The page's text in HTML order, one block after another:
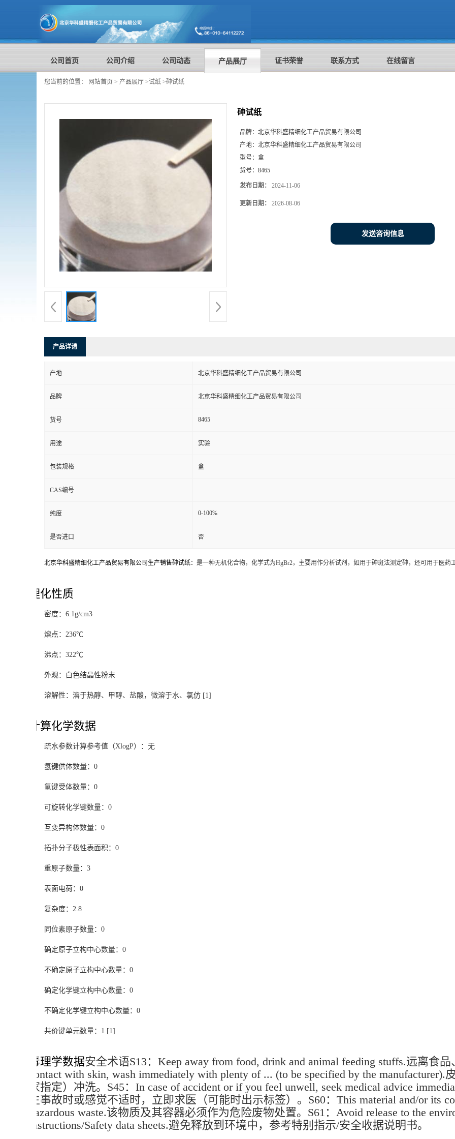
公司首页 公司介绍 公司动态 产品展厅 证书荣誉 联系方式 在线留言
您当前的位置： 网站首页 > 产品展厅 >试纸 >砷试纸
砷试纸
品牌： 北京华科盛精细化工产品贸易有限公司
产地： 北京华科盛精细化工产品贸易有限公司
型号： 盒
货号： 8465
发布日期： 2024-11-06
更新日期： 2026-08-06
发送咨询信息
产品详请
产地 北京华科盛精细化工产品贸易有限公司
品牌 北京华科盛精细化工产品贸易有限公司
货号 8465
用途 实验
包装规格 盒
CAS编号
纯度 0-100%
是否进口 否
北京华科盛精细化工产品贸易有限公司生产销售砷试纸： 是一种无机化合物，化学式为HgBr2，主要用作分析试剂，如用于砷斑法测定砷，还可用于医药
理化性质
密度：6.1g/cm3
熔点：236℃
沸点：322℃
外观：白色结晶性粉末
溶解性：溶于热醇、甲醇、盐酸，微溶于水、氯仿 [1]
计算化学数据
疏水参数计算参考值（XlogP）：无
氢键供体数量：0
氢键受体数量：0
可旋转化学键数量：0
互变异构体数量：0
拓扑分子极性表面积：0
重原子数量：3
表面电荷：0
复杂度：2.8
同位素原子数量：0
确定原子立构中心数量：0
不确定原子立构中心数量：0
确定化学键立构中心数量：0
不确定化学键立构中心数量：0
共价键单元数量：1 [1]
毒理学数据安全术语S13：Keep away from food, drink and animal feeding stuffs.远离食
contact with skin, wash immediately with plenty of ... (to be specified by the
家指定）冲洗。S45：In case of accident or if you feel unwell, seek medical advice
生事故时或感觉不适时，立即求医（可能时出示标签）。S60：This material and/or its
hazardous waste.该物质及其容器必须作为危险废物处置。S61：Avoid release to the
instructions/Safety data sheets.避免释放到环境中，参考特别指示/安全收据说明书。